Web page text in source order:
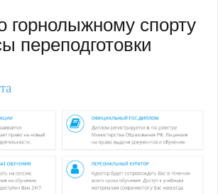
горнолыжному спорту
переподготовки